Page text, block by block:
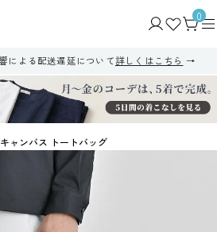
0
による配送遅延について詳しくはこちら
キャンバス トートバッグ